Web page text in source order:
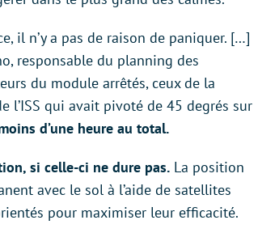
il n’y a pas de raison de paniquer. […]
responsable du planning des
du module arrêtés, ceux de la
qui avait pivoté de 45 degrés sur
d’une heure au total.
si celle-ci ne dure pas. La position
avec le sol à l’aide de satellites
pour maximiser leur efficacité.